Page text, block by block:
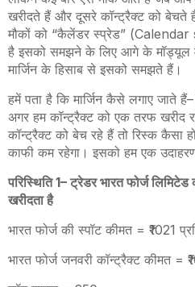
खरीदते हैं और दूसरे कॉन्ट्रैक्ट को
मौकों को “कैलेंडर स्प्रेड” (Calendar
है इसको समझने के लिए आगे के मॉड्यूल
मार्जिन के हिसाब से इसको समझते हैं।
हमें पता है कि मार्जिन कैसे लगाए जाते हैं–
अगर हम कॉन्ट्रैक्ट को एक तरफ खरीद
कॉन्ट्रैक्ट को बेच रहे हैं तो रिस्क कैसा
काफी कम रहेगा। इसको हम एक
परिस्थिति 1–ट्रेडर भारत फोर्ज
खरीदता है
भारत फोर्ज की स्पॉट कीमत = ₹1021
भारत फोर्ज जनवरी कॉन्ट्रैक्ट कीमत =